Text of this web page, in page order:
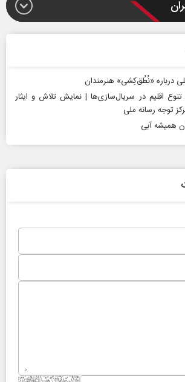
درباره «نُطُق‌کِشی» هنرمندان
تنوع اقلیم در سریال‌سازی‌ها | نمایش تلاش و ایثار
توجه رسانه ملی
همیشه آبی